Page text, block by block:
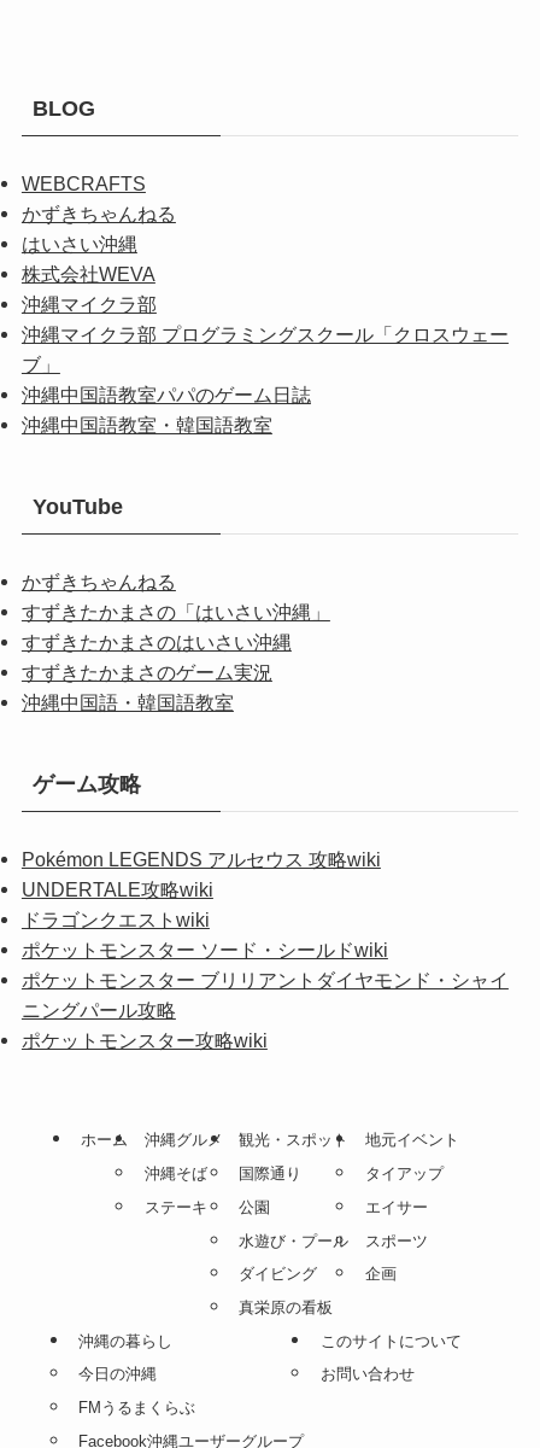
BLOG
WEBCRAFTS
かずきちゃんねる
はいさい沖縄
株式会社WEVA
沖縄マイクラ部
沖縄マイクラ部 プログラミングスクール「クロスウェー
ブ」
沖縄中国語教室パパのゲーム日誌
沖縄中国語教室・韓国語教室
YouTube
かずきちゃんねる
すずきたかまさの「はいさい沖縄」
すずきたかまさのはいさい沖縄
すずきたかまさのゲーム実況
沖縄中国語・韓国語教室
ゲーム攻略
Pokémon LEGENDS アルセウス 攻略wiki
UNDERTALE攻略wiki
ドラゴンクエストwiki
ポケットモンスター ソード・シールドwiki
ポケットモンスター ブリリアントダイヤモンド・シャイ
ニングパール攻略
ポケットモンスター攻略wiki
ホーム
沖縄グルメ
沖縄そば
ステーキ
観光・スポット
国際通り
公園
水遊び・プール
ダイビング
真栄原の看板
地元イベント
タイアップ
エイサー
スポーツ
企画
沖縄の暮らし
今日の沖縄
FMうるまくらぶ
Facebook沖縄ユーザーグループ
このサイトについて
お問い合わせ